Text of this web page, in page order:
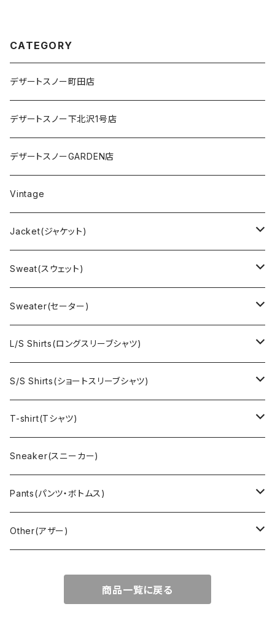
CATEGORY
デザートスノー町田店
デザートスノー下北沢1号店
デザートスノーGARDEN店
Vintage
Jacket(ジャケット)
US Military(ユーエスミリタリー)
EURO Military(ユーロミリタリー）
Ralph Laurne(ラルフローレン)
Denim jacket(デニムジャケット)
Vest(ベスト)
Outdoor(アウトドア)
Cover all(カバーオール)
Nylon Jacket(ナイロンジャケット)
Long Coat(ロングコート)
Sweat(スウェット)
Champion(チャンピオン)
Reverse Weave(リバースウィーブ)
Sports sweat(スポーツ スウェット)
Character(キャラクター)
Lee （リー）
Russell（ラッセル）
Sweater(セーター)
Ralph Lauren(ラルフローレン)
Brand(ブランド)
LACOSTE(ラコステ)
Cardigan(カーディガン)
Vest(ベスト)
Military （ミリタリー）
L/S Shirts(ロングスリーブシャツ)
Ralph Lauren(ラルフローレン)
Brooks Brothers(ブルックスブラザーズ)
Military（ミリタリー）
Euro(ヨーロッパ)
Work（ワーク）
Outdoor(アウトドア)
S/S Shirts(ショートスリーブシャツ)
Ralph Lauren (ラルフローレン)
Hawaiian(ハワイアン)
Military (ミリタリー )
bowling（ボウリング）
T-shirt(Tシャツ)
Champion(チャンピオン)
Sport(スポーツ)
Harley Davidson(ハーレーダビッドソン)
SK-8(スケート)
Sneaker(スニーカー)
Pants(パンツ・ボトムス)
Carhartt,Dickies(カーハート、ディッキーズ)
US Military（ユーエスミリタリー）
Other(アザー)
商品一覧に戻る